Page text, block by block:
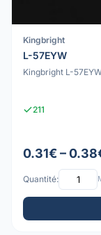
Kingbright
L-57EYW
Kingbright L-
211
0.31€ –
Quantité: